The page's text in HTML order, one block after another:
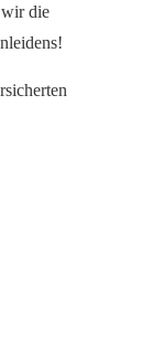
wir die